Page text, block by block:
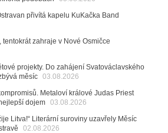
nabídne Olympic, Langerovou i
nově zaplatí už jen pomocí čipů
Tanja vydala nové EP Plamen
naši show
AUDIO
přivítá kapelu KuKačka Band
tentokrát zahraje v Nové Osmičce
projekty. Do zahájení Svatováclavského
měsíc 03.08.2026
Metaloví králové Judas Priest
dojem 03.08.2026
Litva!“ Literární suroviny uzavřely Měsíc
02.08.2026